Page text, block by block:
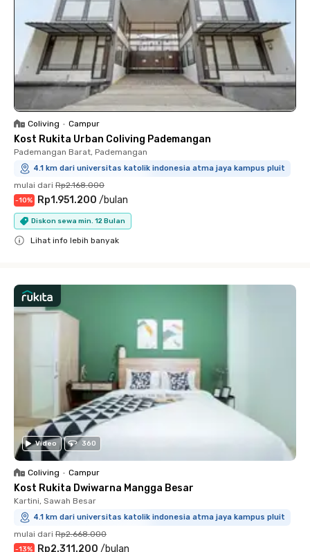
Coliving • Campur
Kost Rukita Urban Coliving Pademangan
Pademangan Barat, Pademangan
4.1 km dari universitas katolik indonesia atma jaya kampus pluit
mulai dari Rp2.168.000
-10% Rp1.951.200 /bulan
Diskon sewa min. 12 Bulan
Lihat info lebih banyak
Video 360
Coliving • Campur
Kost Rukita Dwiwarna Mangga Besar
Kartini, Sawah Besar
4.1 km dari universitas katolik indonesia atma jaya kampus pluit
mulai dari Rp2.668.000
-13% Rp2.311.200 /bulan